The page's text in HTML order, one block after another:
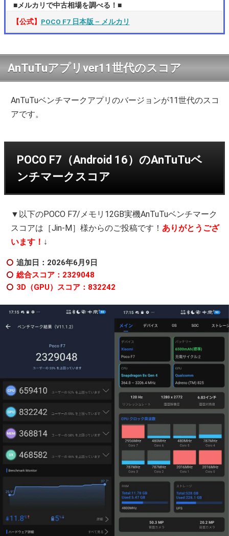
■メルカリで中古相場を調べる！■
【公式】 POCO F7 日本版 – メルカリ
AnTuTuアプリver11世代のスコア
AnTuTuベンチマークアプリのバージョンが11世代のスコ
アです。
POCO F7（Android 16）のAnTuTuベ
ンチマークスコア
▼以下のPOCO F7/メモリ12GB実機AnTuTuベンチマーク
スコアは［Jin-M］様からのご投稿です！ ありがとうござ
います！ ↓
追加日：2026年6月9日
総合スコア：2329048
3D（GPU）スコア：832242